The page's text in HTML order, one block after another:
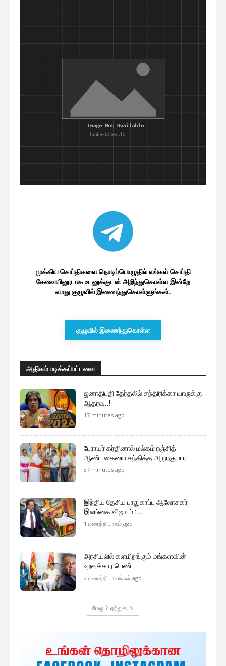
முக்கிய செய்திகளை நொடிப்பொழுதில் எங்கள் செய்தி
சேவையினூடாக உடனுக்குடன் அறிந்துகொள்ள இன்றே
எமது குழுவில் இணைந்துகொள்ளுங்கள்.
குழுவில் இணைந்துகொள்ள
அதிகம் படிக்கப்பட்டவை
ஜனாதிபதி தேர்தலில் சந்திரிக்கா யாருக்கு
ஆதரவு..!
17 minutes ago
பேராயர் கர்தினால் மல்கம் ரஞ்சித்
ஆண்டகையை சந்தித்த அநுரகுமார
37 minutes ago
இந்திய தேசிய பாதுகாப்பு ஆலோசகர்
இலங்கை விஜயம் :...
1 மணத்தியாலம் ago
அரசியலில் களமிறங்கும் மங்களவின்
உறவுக்கார பெண்
2 மணத்தியாலங்கள் ago
மேலும் ஏற்றுக